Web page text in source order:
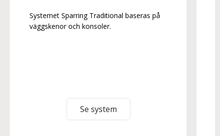
Systemet Sparring Traditional baseras på
väggskenor och konsoler.
Se system